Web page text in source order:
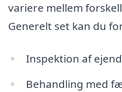
variere mellem
Generelt set kan du
Inspektion af
Behandling med